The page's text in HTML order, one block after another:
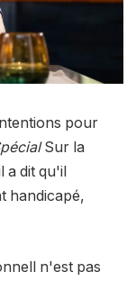
pour
Sur la
a dit qu'il
handicapé,
n'est pas